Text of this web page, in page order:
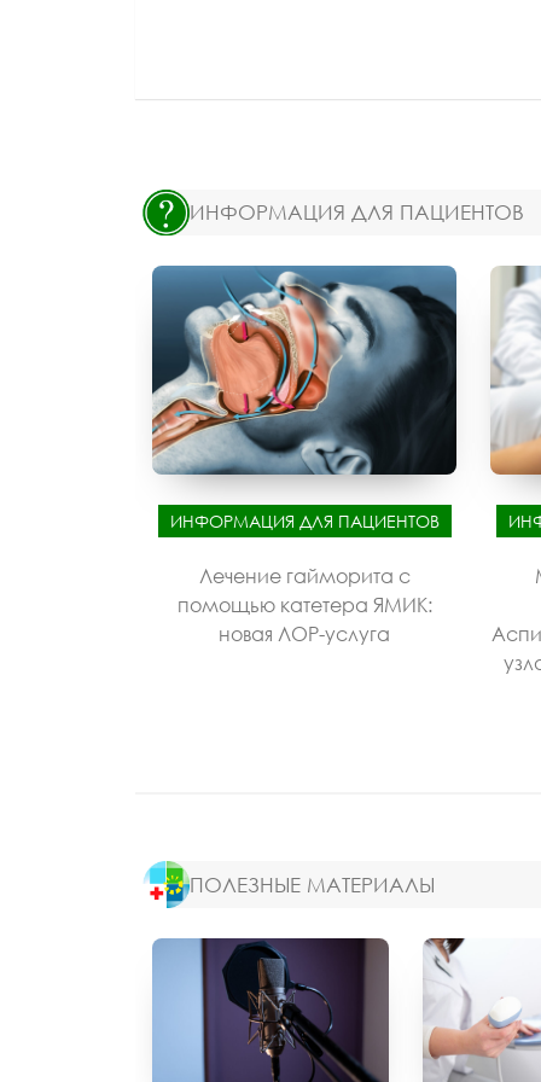
ИНФОРМАЦИЯ ДЛЯ ПАЦИЕНТОВ
ИНФОРМАЦИЯ ДЛЯ ПАЦИЕНТОВ
Лечение гайморита с
помощью катетера ЯМИК:
новая ЛОР-услуга
ПОЛЕЗНЫЕ МАТЕРИАЛЫ